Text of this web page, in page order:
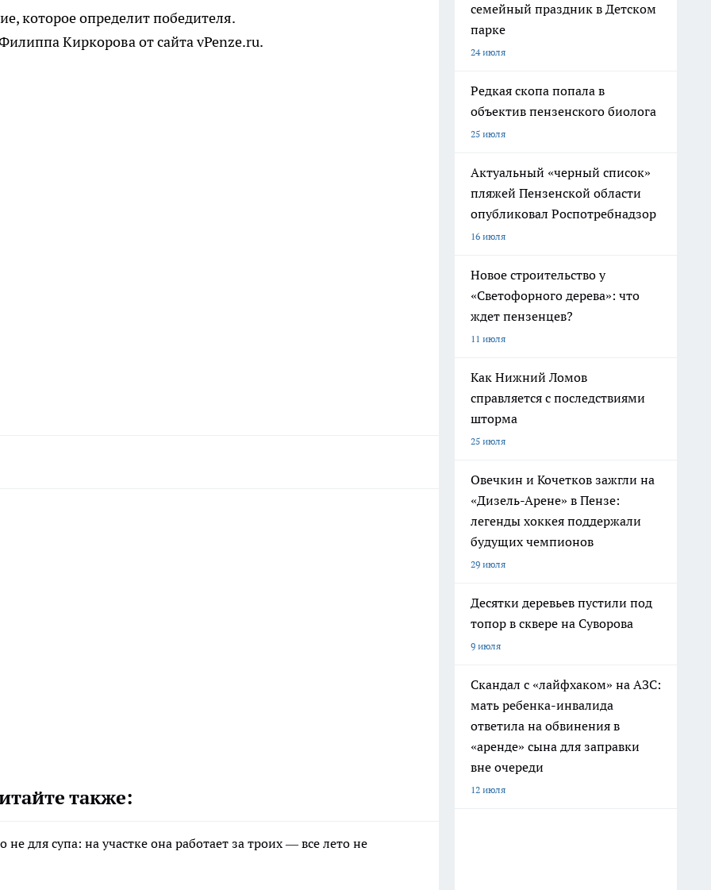
которое определит победителя.
Киркорова от сайта vPenze.ru.
также:
для супа: на участке она работает за троих — все лето не
семейный праздник в Детском
парке
24 июля
Редкая скопа попала в
объектив пензенского биолога
25 июля
Актуальный «черный список»
пляжей Пензенской области
опубликовал Роспотребнадзор
16 июля
Новое строительство у
«Светофорного дерева»: что
ждет пензенцев?
11 июля
Как Нижний Ломов
справляется с последствиями
шторма
25 июля
Овечкин и Кочетков зажгли на
«Дизель-Арене» в Пензе:
легенды хоккея поддержали
будущих чемпионов
29 июля
Десятки деревьев пустили под
топор в сквере на Суворова
9 июля
Скандал с «лайфхаком» на АЗС:
мать ребенка-инвалида
ответила на обвинения в
«аренде» сына для заправки
вне очереди
12 июля